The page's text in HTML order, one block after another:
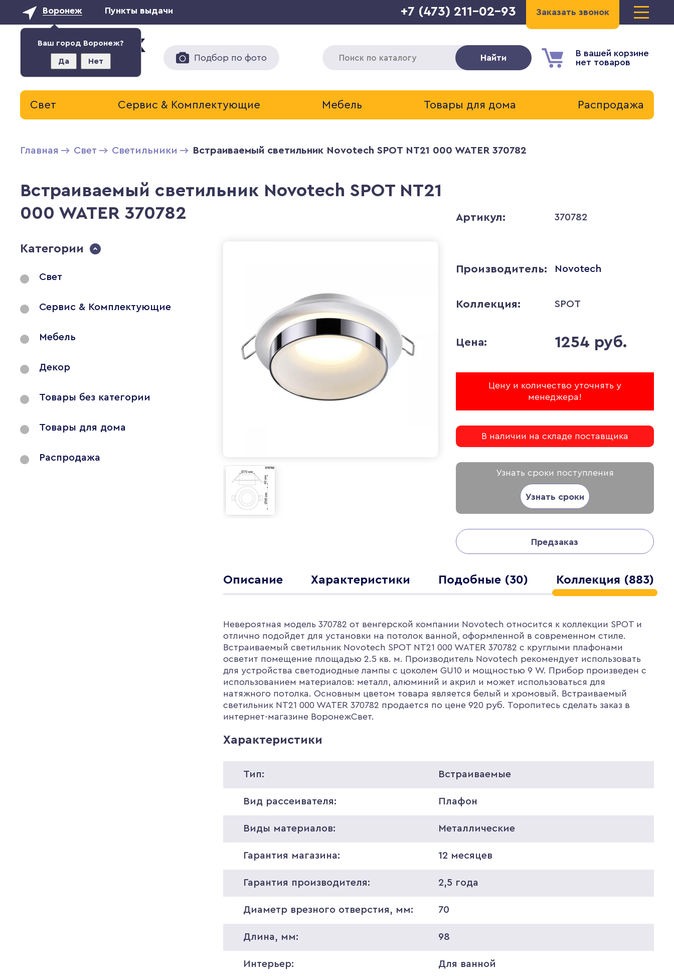
Воронеж
Ваш город Воронеж?
Да Нет
Пункты выдачи Заказать звонок
+7 (473) 211-02-93
Подбор по фото
В вашей корзине
нет товаров
Найти
Свет Сервис & Комплектующие Мебель Товары для дома Распродажа
Главная Свет Светильники Встраиваемый светильник Novotech SPOT NT21 000 WATER 370782
Встраиваемый светильник Novotech SPOT NT21
000 WATER 370782
Категории
Свет
Сервис & Комплектующие
Мебель
Декор
Товары без категории
Товары для дома
Распродажа
Артикул: 370782
Производитель: Novotech
Коллекция: SPOT
Цена: 1254 руб.
Цену и количество уточнять у
менеджера!
В наличии на складе поставщика
Узнать сроки поступления
Узнать сроки
Предзаказ
Описание Характеристики Подобные (30) Коллекция (883)
Невероятная модель 370782 от венгерской компании Novotech относится к коллекции SPOT и
отлично подойдет для установки на потолок ванной, оформленной в современном стиле.
Встраиваемый светильник Novotech SPOT NT21 000 WATER 370782 с круглыми плафонами
осветит помещение площадью 2.5 кв. м. Производитель Novotech рекомендует использовать
для устройства светодиодные лампы с цоколем GU10 и мощностью 9 W. Прибор произведен с
использованием материалов: металл, алюминий и акрил и может использоваться для
натяжного потолка. Основным цветом товара является белый и хромовый. Встраиваемый
светильник NT21 000 WATER 370782 продается по цене 920 руб. Торопитесь сделать заказ в
интернет-магазине ВоронежСвет.
Характеристики
Тип: Встраиваемые
Вид рассеивателя: Плафон
Виды материалов: Металлические
Гарантия магазина: 12 месяцев
Гарантия производителя: 2,5 года
Диаметр врезного отверстия, мм: 70
Длина, мм: 98
Интерьер: Для ванной